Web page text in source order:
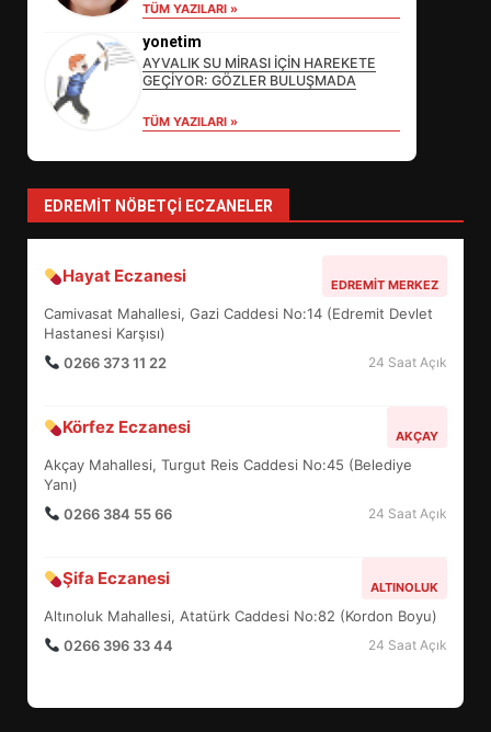
TÜM YAZILARI »
yonetim
AYVALIK SU MİRASI İÇİN HAREKETE
GEÇİYOR: GÖZLER BULUŞMADA
TÜM YAZILARI »
EDREMIT NÖBETÇI ECZANELER
Hayat Eczanesi EDREMIT MERKEZ
Camivasat Mahallesi, Gazi Caddesi No:14 (Edremit Devlet
Hastanesi Karşısı)
0266 373 11 22
24 Saat Açık
Körfez Eczanesi AKÇAY
Akçay Mahallesi, Turgut Reis Caddesi No:45 (Belediye
Yanı)
0266 384 55 66
24 Saat Açık
Şifa Eczanesi ALTINOLUK
Altınoluk Mahallesi, Atatürk Caddesi No:82 (Kordon Boyu)
0266 396 33 44
24 Saat Açık
SÜRDÜRÜLEBİLİRLİKTE NE
DEĞİŞECEK?
4
5
BALIKESİR MÜZELERİNDE SÜRE
UZATILDI: NE DEĞİŞTİ?
6
TURNUVASI KAYITLARI NEYİ
7
YENİ YÖNETİM NASIL
ŞEKİLLENDİ?
HAREKETE GEÇİYOR: GÖZLER